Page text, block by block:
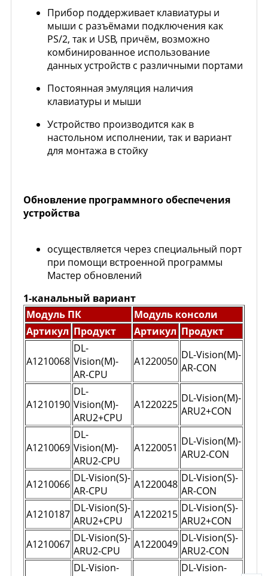
Прибор поддерживает клавиатуры и
мыши с разъёмами подключения как
PS/2, так и USB, причём, возможно
комбинированное использование
данных устройств с различными портами
Постоянная эмуляция наличия
клавиатуры и мыши
Устройство производится как в
настольном исполнении, так и вариант
для монтажа в стойку
Обновление программного обеспечения
устройства
осуществляется через специальный порт
при помощи встроенной программы
Мастер обновлений
1-канальный вариант
Модуль ПК
Модуль консоли
Артикул Продукт Артикул Продукт
A1210068
DL-
Vision(M)-
AR-CPU
A1220050 DL-Vision(M)-
AR-CON
A1210190
DL-
Vision(M)-
ARU2+CPU
A1220225 DL-Vision(M)-
ARU2+CON
A1210069
DL-
Vision(M)-
ARU2-CPU
A1220051 DL-Vision(M)-
ARU2-CON
A1210066 DL-Vision(S)-
AR-CPU
A1220048 DL-Vision(S)-
AR-CON
A1210187 DL-Vision(S)-
ARU2+CPU
A1220215 DL-Vision(S)-
ARU2+CON
A1210067 DL-Vision(S)-
ARU2-CPU
A1220049 DL-Vision(S)-
ARU2-CON
DL-Vision-
DL-Vision-